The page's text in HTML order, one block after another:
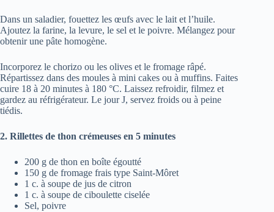
Dans un saladier, fouettez les œufs avec le lait et l’huile.
Ajoutez la farine, la levure, le sel et le poivre. Mélangez pour
obtenir une pâte homogène.
Incorporez le chorizo ou les olives et le fromage râpé.
Répartissez dans des moules à mini cakes ou à muffins. Faites
cuire 18 à 20 minutes à 180 °C. Laissez refroidir, filmez et
gardez au réfrigérateur. Le jour J, servez froids ou à peine
tiédis.
2. Rillettes de thon crémeuses en 5 minutes
200 g de thon en boîte égoutté
150 g de fromage frais type Saint-Môret
1 c. à soupe de jus de citron
1 c. à soupe de ciboulette ciselée
Sel, poivre